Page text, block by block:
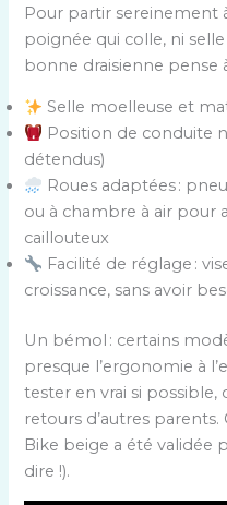
Pour partir sereinement
poignée qui colle, ni
bonne draisienne pense
Selle moelleuse et
Position de conduite
détendus)
Roues adaptées :
ou à chambre à air pour
caillouteux
Facilité de réglage :
croissance, sans avoir
Un bémol : certains
presque l’ergonomie à
tester en vrai si
retours d’autres
Bike beige a été validée
dire !).